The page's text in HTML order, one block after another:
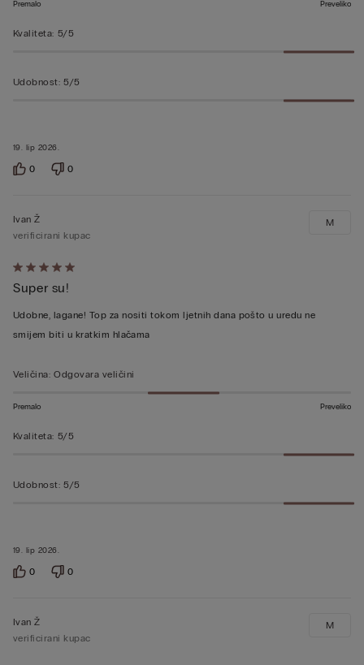
19. lip 2026.
Premalo Preveliko
Kvaliteta: 5/5
Udobnost: 5/5
0 0
Dali
ste
ocjenu
5
5
19. lip 2026.
Ivan Ž
verificirani kupac
Super su!
Udobne, lagane! Top za nositi tokom ljetnih dana pošto u uredu ne
smijem biti u kratkim hlačama
M
Veličina: Odgovara veličini
Premalo Preveliko
Kvaliteta: 5/5
Udobnost: 5/5
0 0
Ivan Ž
verificirani kupac
M